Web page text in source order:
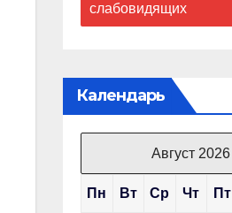
слабовидящих
Календарь
Август 2026
Пн Вт Ср Чт Пт